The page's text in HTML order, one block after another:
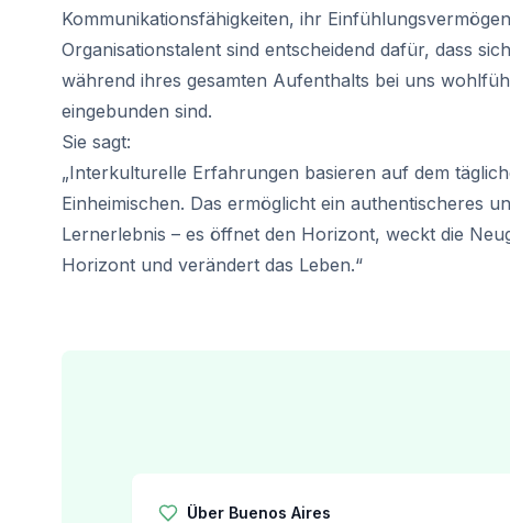
Gruppen-Spanischunterricht
Abendlicher Gruppenkurs
Langzeitkurse
50+ Programm
Prüfungsvorbereitung SIELE
Privatunterricht
Buenos Aires
Spanische Schule in Buenos Aires
Gruppen-Spanischunterricht
Intensivgruppenkurs
Kommunikationsfähigkeiten, ihr
Organisationstalent sind entscheidend dafür, dass
während ihres gesamten Aufenthalts bei uns
eingebunden sind.
Sie sagt:
„Interkulturelle Erfahrungen basieren auf dem
Einheimischen. Das ermöglicht ein authentischeres
Lernerlebnis – es öffnet den Horizont, weckt die
Horizont und verändert das Leben.“
Über Buenos Aires